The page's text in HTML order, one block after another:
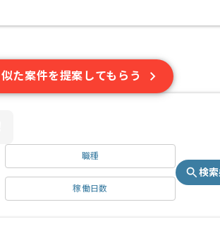
似た案件を提案してもらう
職種
稼働日数
検